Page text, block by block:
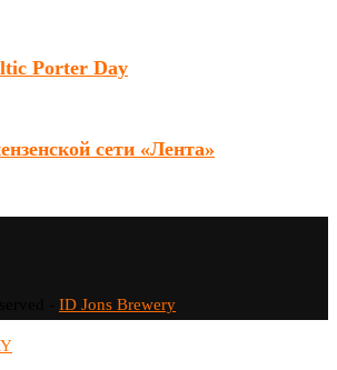
Porter Day
сети «Лента»
ID Jons Brewery